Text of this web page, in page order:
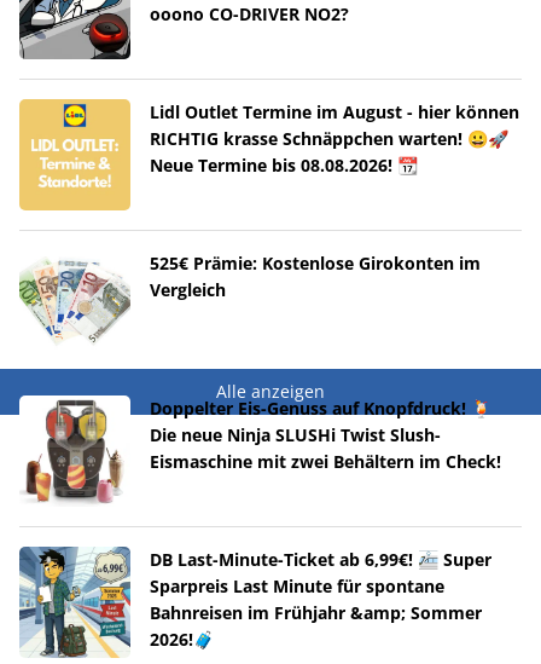
ooono CO-DRIVER NO2?
Lidl Outlet Termine im August - hier können
RICHTIG krasse Schnäppchen warten! 😀🚀
Neue Termine bis 08.08.2026! 📆
525€ Prämie: Kostenlose Girokonten im
Vergleich
Alle anzeigen
Doppelter Eis-Genuss auf Knopfdruck! 🍹
Die neue Ninja SLUSHi Twist Slush-
Eismaschine mit zwei Behältern im Check!
DB Last-Minute-Ticket ab 6,99€! 🚈 Super
Sparpreis Last Minute für spontane
Bahnreisen im Frühjahr &amp; Sommer
2026!🧳